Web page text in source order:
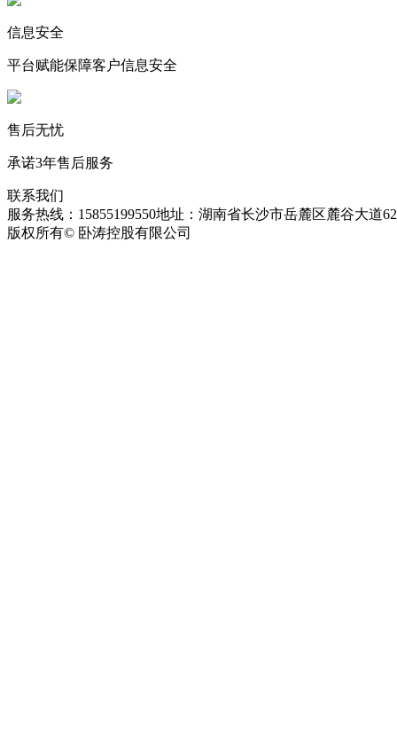
信息安全
平台赋能保障客户信息安全
售后无忧
承诺3年售后服务
联系我们
服务热线：15855199550地址：湖南省长沙市岳麓区麓谷大道
版权所有© 卧涛控股有限公司